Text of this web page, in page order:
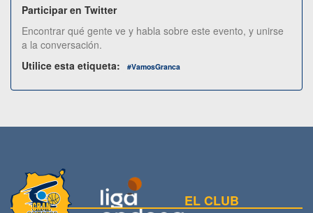
Participar en Twitter
Encontrar qué gente ve y habla sobre este evento, y unirse
a la conversación.
Utilice esta etiqueta:
#VamosGranca
EL CLUB